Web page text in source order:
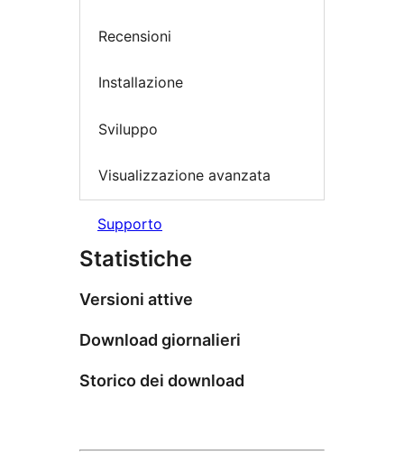
Recensioni
Installazione
Sviluppo
Visualizzazione avanzata
Supporto
Statistiche
Versioni attive
Download giornalieri
Storico dei download